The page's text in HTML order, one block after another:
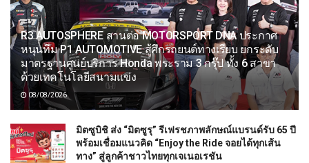
R3 AUTOSPHERE สานต่อ MOTORSPORT DNA ประกาศ
หนุนทีม P1 AUTOMOTIVE สู้ศึกรถยนต์ทางเรียบ ยกระดับ
มาตรฐานศูนย์บริการ Honda พระราม 3 กรุ๊ป ทั้ง 6 สาขา
ด้วยเทคโนโลยีสนามแข่ง
08/08/2026
มิตซูบิชิ ส่ง “มิตซูรุ” รีเฟรชภาพลักษณ์แบรนด์รับ 65 ปี
พร้อมเชื่อมแนวคิด “Enjoy the Ride จอยได้ทุกเส้น
ทาง” สู่ลูกค้าชาวไทยทุกเจเนอเรชัน